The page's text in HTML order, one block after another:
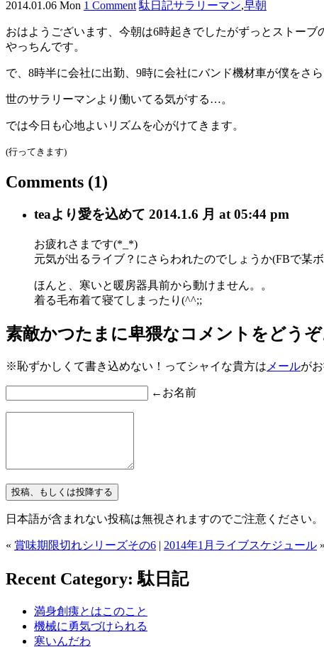
2014.01.06 Mon 1 Comment 駄日記サラリーマン,早朝
おはようございます、今朝は6時起きでしたがずっとストーブ
やっちんです。
で、8時半に会社に出勤、9時に会社にバンド機材車が僕をさ
世のサラリーマンより働いてる気がする…。
では今日も心地よいリズムを心がけてきます。
(行ってきます)
Comments (1)
teaより愛を込めて 2014.1.6 月 at 05:44 pm
お疲れさまです(*_*)
元気が出るライブ？にさらわれたのでしょうか(FBで某
ほんと、寒いと暖房器具前から動けません。。
着る毛布着て寝てしまったり(^^;;
素敵かつたまに卑猥なコメントをどうぞ
※恥ずかしくて書き込めない！ってシャイな貴方は メールがお
←お名前
日本語が含まれない投稿は無視されますのでご注意ください。
« 賞味期限切れシリーズその6 | 2014年1月ライブスケジュール »
Recent Category: 駄日記
満身創痍とはこのこと
機械に勇気づけられる
寒いんだわ